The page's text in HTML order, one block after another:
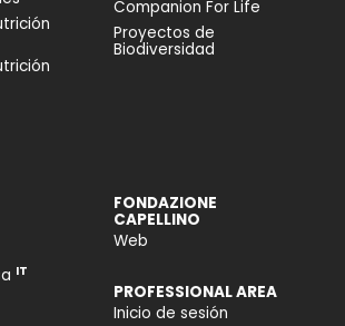
Companion For Life
Proyectos de
Biodiversidad
IT
FONDAZIONE
CAPELLINO
Web
PROFESSIONAL AREA
Inicio de sesión